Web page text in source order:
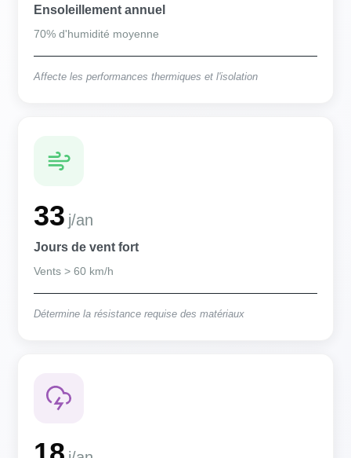
Ensoleillement annuel
70% d'humidité moyenne
Affecte les performances thermiques et l'isolation
33 j/an
Jours de vent fort
Vents > 60 km/h
Détermine la résistance requise des matériaux